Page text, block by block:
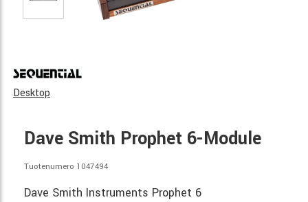
Desktop
Dave Smith Prophet 6-Module
Tuotenumero 1047494
Dave Smith Instruments Prophet 6